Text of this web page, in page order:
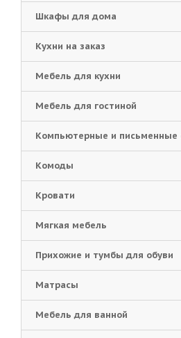
Шкафы для дома
Кухни на заказ
Мебель для кухни
Мебель для гостиной
Компьютерные и письменные
Комоды
Кровати
Мягкая мебель
Прихожие и тумбы для обуви
Матрасы
Мебель для ванной